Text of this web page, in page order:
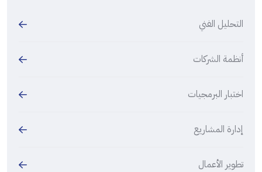
التحليل الفني
أنظمة الشركات
اختبار البرمجيات
إدارة المشاريع
تطوير الأعمال